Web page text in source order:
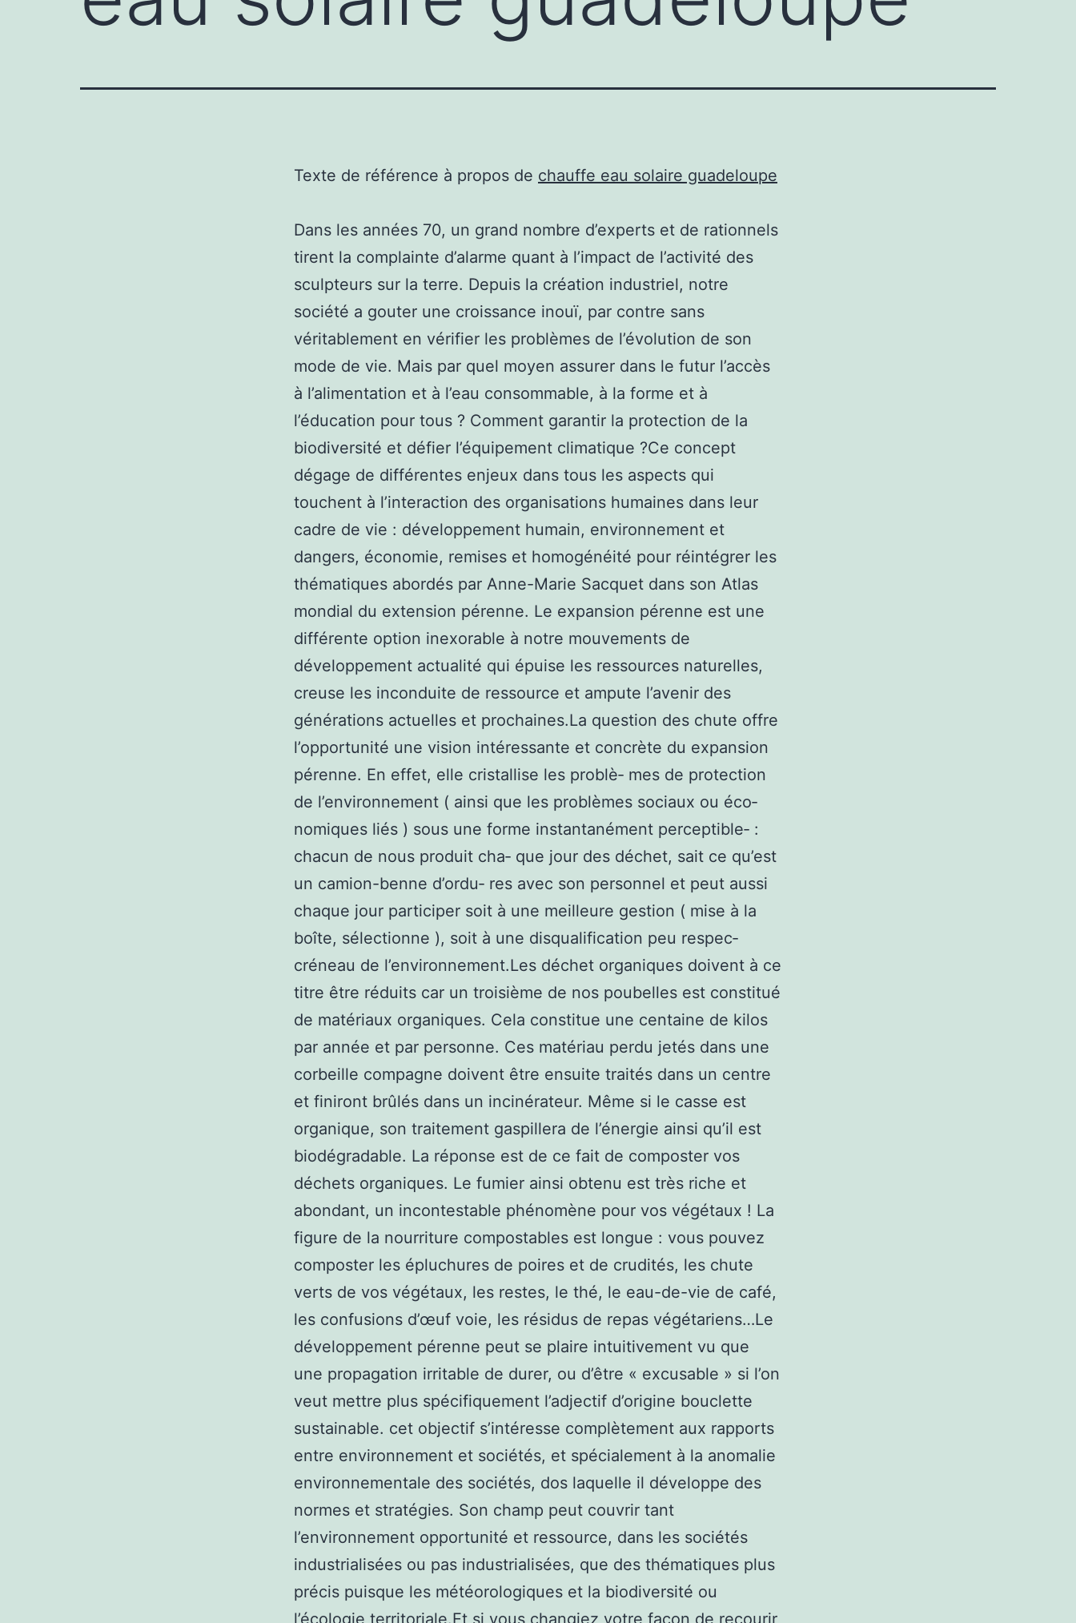
Texte de référence à propos de chauffe eau solaire guadeloupe
Dans les années 70, un grand nombre d’experts et de rationnels
tirent la complainte d’alarme quant à l’impact de l’activité des
sculpteurs sur la terre. Depuis la création industriel, notre
société a gouter une croissance inouï, par contre sans
véritablement en vérifier les problèmes de l’évolution de son
mode de vie. Mais par quel moyen assurer dans le futur l’accès
à l’alimentation et à l’eau consommable, à la forme et à
l’éducation pour tous ? Comment garantir la protection de la
biodiversité et défier l’équipement climatique ?Ce concept
dégage de différentes enjeux dans tous les aspects qui
touchent à l’interaction des organisations humaines dans leur
cadre de vie : développement humain, environnement et
dangers, économie, remises et homogénéité pour réintégrer les
thématiques abordés par Anne-Marie Sacquet dans son Atlas
mondial du extension pérenne. Le expansion pérenne est une
différente option inexorable à notre mouvements de
développement actualité qui épuise les ressources naturelles,
creuse les inconduite de ressource et ampute l’avenir des
générations actuelles et prochaines.La question des chute offre
l’opportunité une vision intéressante et concrète du expansion
pérenne. En effet, elle cristallise les problè‑ mes de protection
de l’environnement ( ainsi que les problèmes sociaux ou éco‑
nomiques liés ) sous une forme instantanément perceptible‑ :
chacun de nous produit cha‑ que jour des déchet, sait ce qu’est
un camion-benne d’ordu‑ res avec son personnel et peut aussi
chaque jour participer soit à une meilleure gestion ( mise à la
boîte, sélectionne ), soit à une disqualification peu respec‑
créneau de l’environnement.Les déchet organiques doivent à ce
titre être réduits car un troisième de nos poubelles est constitué
de matériaux organiques. Cela constitue une centaine de kilos
par année et par personne. Ces matériau perdu jetés dans une
corbeille compagne doivent être ensuite traités dans un centre
et finiront brûlés dans un incinérateur. Même si le casse est
organique, son traitement gaspillera de l’énergie ainsi qu’il est
biodégradable. La réponse est de ce fait de composter vos
déchets organiques. Le fumier ainsi obtenu est très riche et
abondant, un incontestable phénomène pour vos végétaux ! La
figure de la nourriture compostables est longue : vous pouvez
composter les épluchures de poires et de crudités, les chute
verts de vos végétaux, les restes, le thé, le eau-de-vie de café,
les confusions d’œuf voie, les résidus de repas végétariens…Le
développement pérenne peut se plaire intuitivement vu que
une propagation irritable de durer, ou d’être « excusable » si l’on
veut mettre plus spécifiquement l’adjectif d’origine bouclette
sustainable. cet objectif s’intéresse complètement aux rapports
entre environnement et sociétés, et spécialement à la anomalie
environnementale des sociétés, dos laquelle il développe des
normes et stratégies. Son champ peut couvrir tant
l’environnement opportunité et ressource, dans les sociétés
industrialisées ou pas industrialisées, que des thématiques plus
précis puisque les météorologiques et la biodiversité ou
l’écologie territoriale.Et si vous changiez votre façon de recourir